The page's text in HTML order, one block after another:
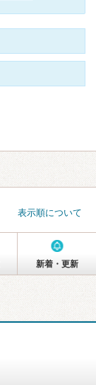
表示順について
新着・更新